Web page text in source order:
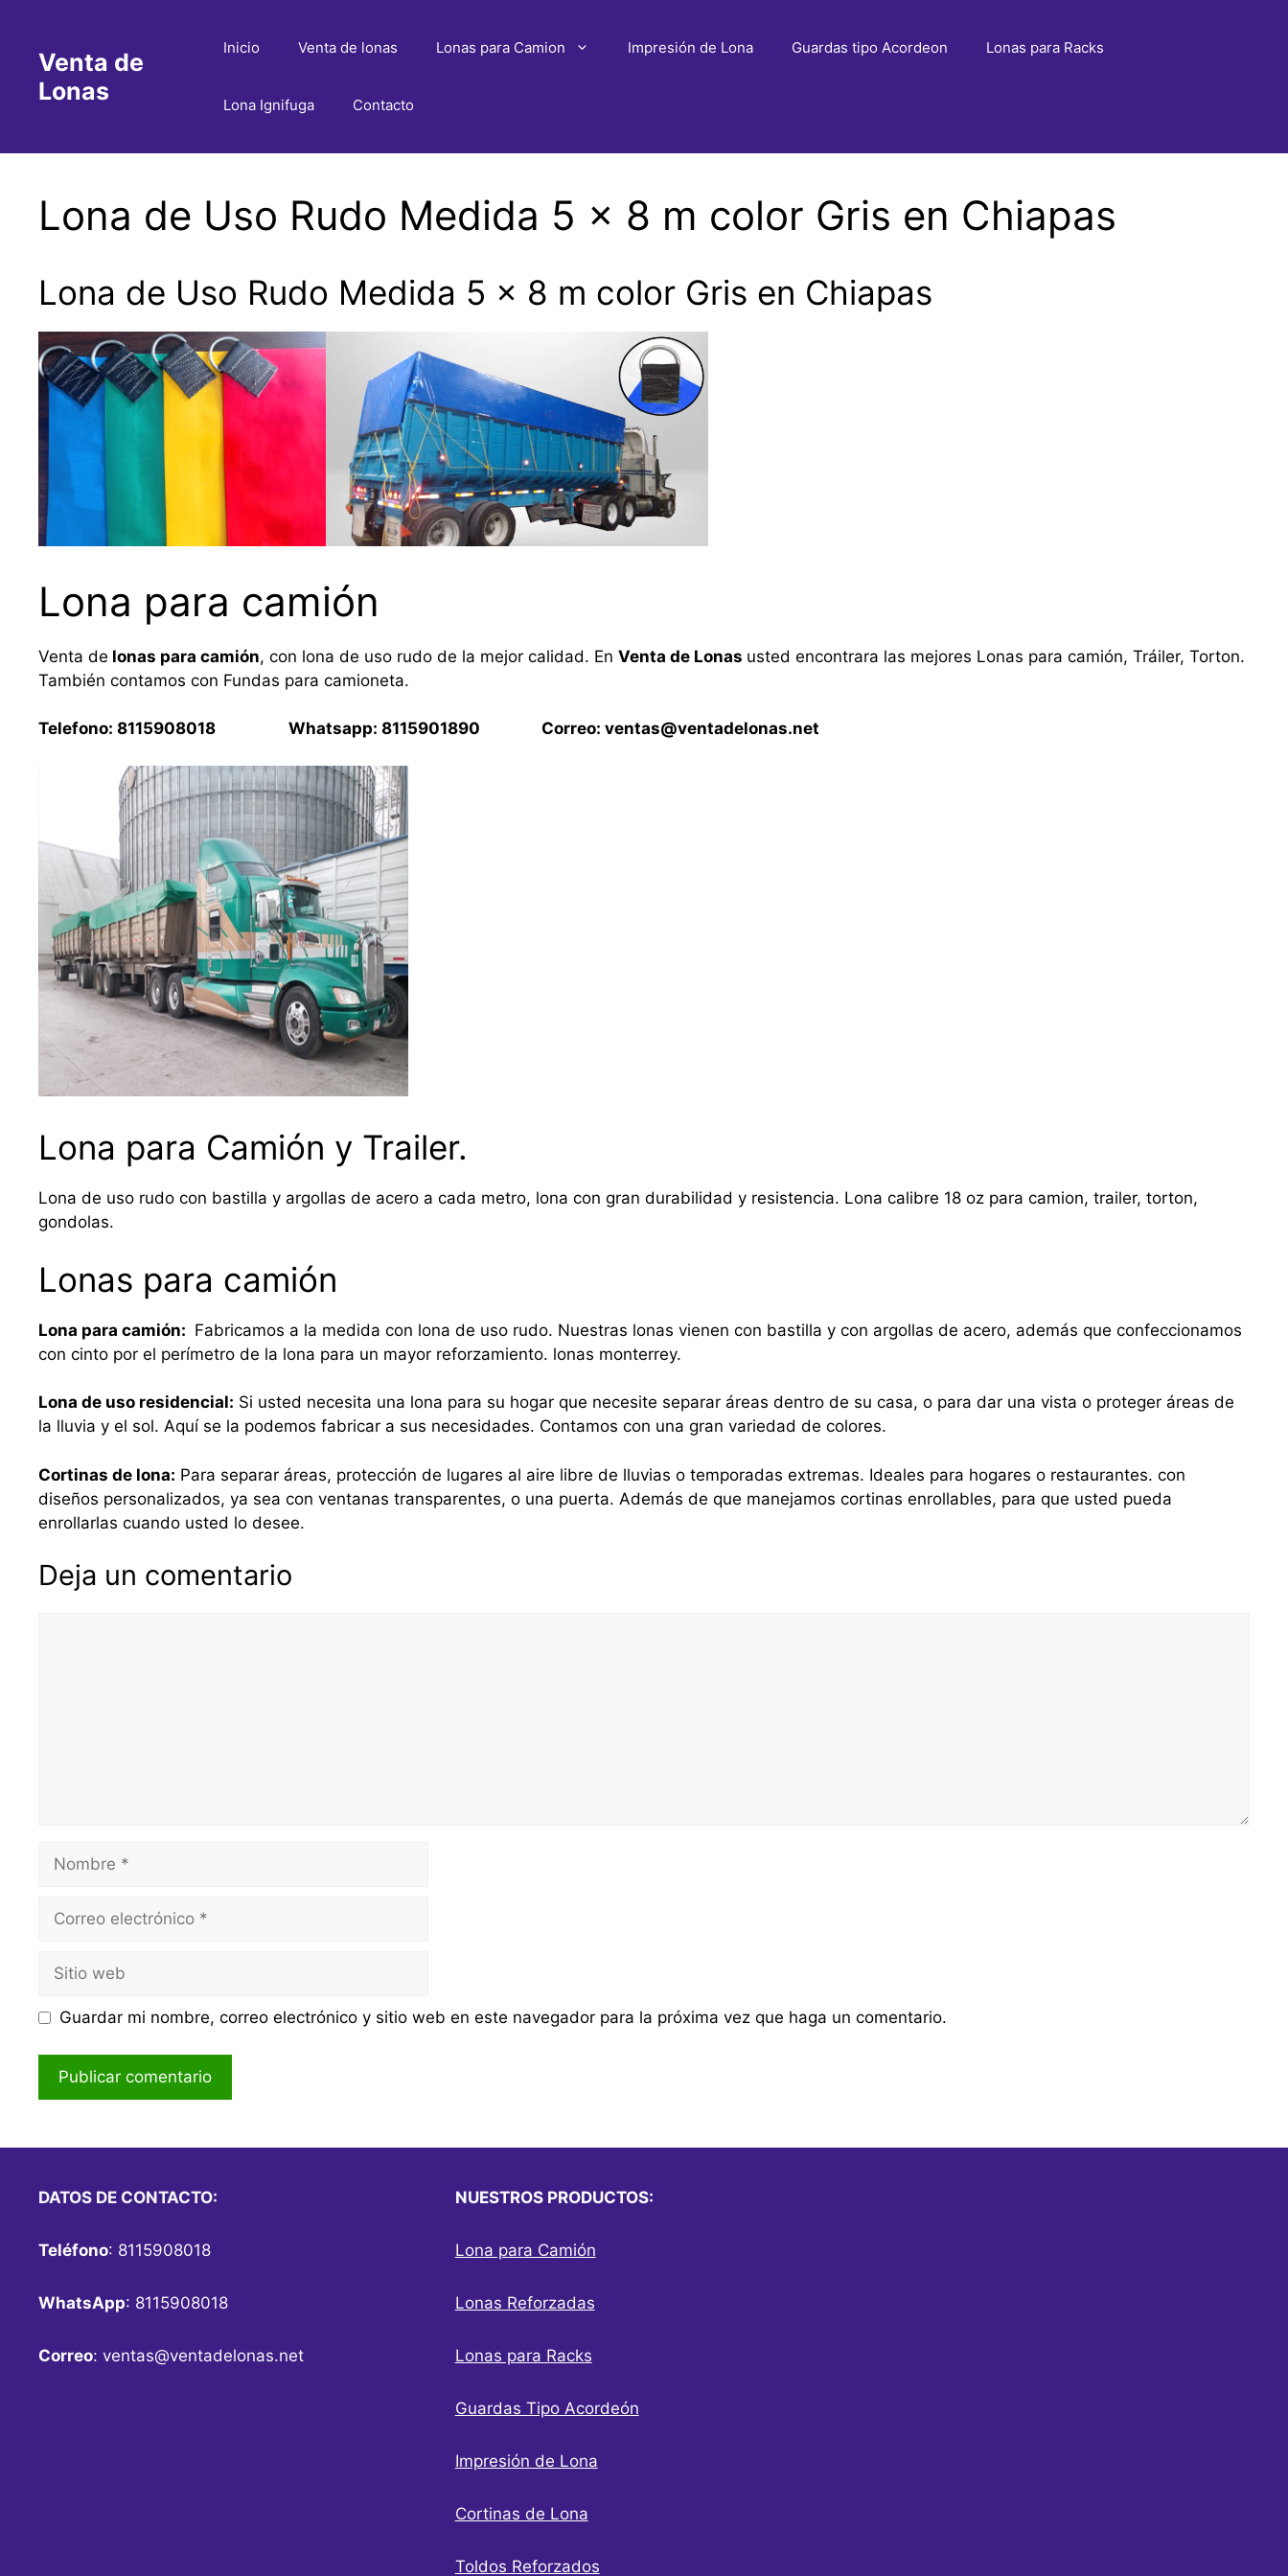
contenidoVenta de
Lonas
Inicio Venta de lonas Lonas para Camion Impresión de Lona Guardas tipo Acordeon Lonas para Racks
Lona Ignifuga Contacto
Lona de Uso Rudo Medida 5 x 8 m color Gris en Chiapas
Lona de Uso Rudo Medida 5 x 8 m color Gris en Chiapas
Lona para camión
Venta de lonas para camión, con lona de uso rudo de la mejor calidad. En Venta de Lonas usted encontrara las mejores Lonas para camión, Tráiler, Torton.
También contamos con Fundas para camioneta.
Telefono: 8115908018 Whatsapp: 8115901890 Correo: ventas@ventadelonas.net
Lona para Camión y Trailer.
Lona de uso rudo con bastilla y argollas de acero a cada metro, lona con gran durabilidad y resistencia. Lona calibre 18 oz para camion, trailer, torton,
gondolas.
Lonas para camión
Lona para camión: Fabricamos a la medida con lona de uso rudo. Nuestras lonas vienen con bastilla y con argollas de acero, además que confeccionamos
con cinto por el perímetro de la lona para un mayor reforzamiento. lonas monterrey.
Lona de uso residencial: Si usted necesita una lona para su hogar que necesite separar áreas dentro de su casa, o para dar una vista o proteger áreas de
la lluvia y el sol. Aquí se la podemos fabricar a sus necesidades. Contamos con una gran variedad de colores.
Cortinas de lona: Para separar áreas, protección de lugares al aire libre de lluvias o temporadas extremas. Ideales para hogares o restaurantes. con
diseños personalizados, ya sea con ventanas transparentes, o una puerta. Además de que manejamos cortinas enrollables, para que usted pueda
enrollarlas cuando usted lo desee.
Deja un comentario
Nombre
Correo
Sitio
web
Guardar mi nombre, correo electrónico y sitio web en este navegador para la próxima vez que haga un comentario.
DATOS DE CONTACTO:
Teléfono: 8115908018
WhatsApp: 8115908018
Correo: ventas@ventadelonas.net
NUESTROS PRODUCTOS:
Lona para Camión
Lonas Reforzadas
Lonas para Racks
Guardas Tipo Acordeón
Impresión de Lona
Cortinas de Lona
Toldos Reforzados